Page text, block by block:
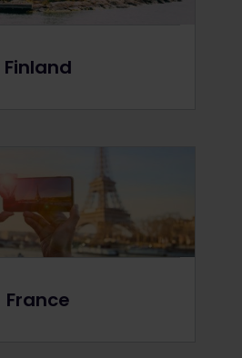
Finland
France